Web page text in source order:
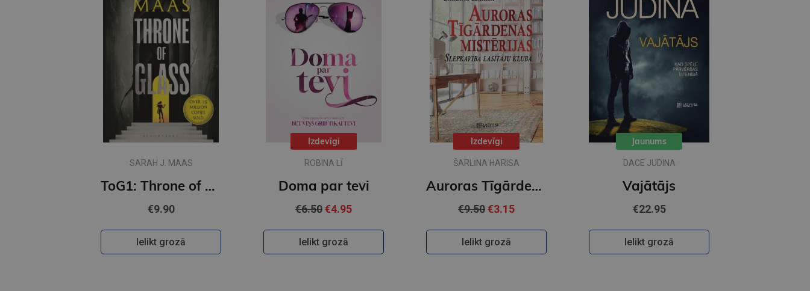
SARAH J. MAAS
ToG1: Throne of Glass: From the best-selling author of A Court of Thorns and Roses
€9.90
Ielikt grozā
Izdevīgi
ROBINA LĪ
Doma par tevi
€6.50€4.95
Ielikt grozā
Izdevīgi
ŠARLĪNA HARISA
Auroras Tīgārdenas mistērijas. Slepkavība lasītāju klubā. Vakara detektīvs
€9.50€3.15
Ielikt grozā
Jaunums
DACE JUDINA
Vajātājs
€22.95
Ielikt grozā